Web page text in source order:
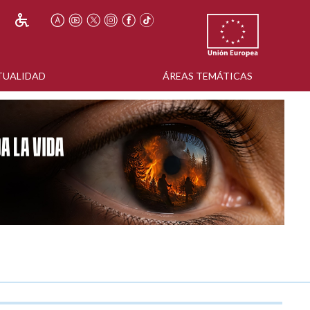
ÁREAS TEMÁTICAS